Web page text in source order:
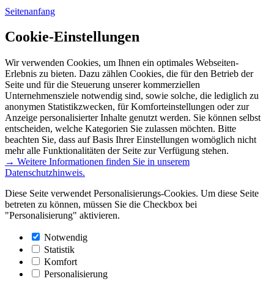
Seitenanfang
Cookie-Einstellungen
Wir verwenden Cookies, um Ihnen ein optimales Webseiten-
Erlebnis zu bieten. Dazu zählen Cookies, die für den Betrieb der
Seite und für die Steuerung unserer kommerziellen
Unternehmensziele notwendig sind, sowie solche, die lediglich zu
anonymen Statistikzwecken, für Komforteinstellungen oder zur
Anzeige personalisierter Inhalte genutzt werden. Sie können selbst
entscheiden, welche Kategorien Sie zulassen möchten. Bitte
beachten Sie, dass auf Basis Ihrer Einstellungen womöglich nicht
mehr alle Funktionalitäten der Seite zur Verfügung stehen.
→ Weitere Informationen finden Sie in unserem
Datenschutzhinweis.
Diese Seite verwendet Personalisierungs-Cookies. Um diese Seite
betreten zu können, müssen Sie die Checkbox bei
"Personalisierung" aktivieren.
Notwendig
Statistik
Komfort
Personalisierung